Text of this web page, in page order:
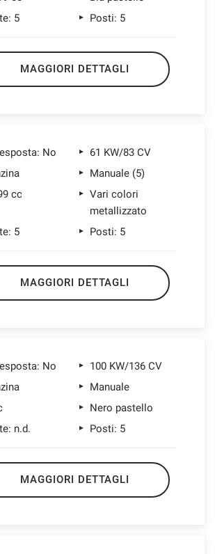
5
Posti: 5
MAGGIORI DETTAGLI
No
61 KW/83 CV
Manuale (5)
cc
Vari colori
metallizzato
5
Posti: 5
MAGGIORI DETTAGLI
No
100 KW/136 CV
Manuale
Nero pastello
n.d.
Posti: 5
MAGGIORI DETTAGLI